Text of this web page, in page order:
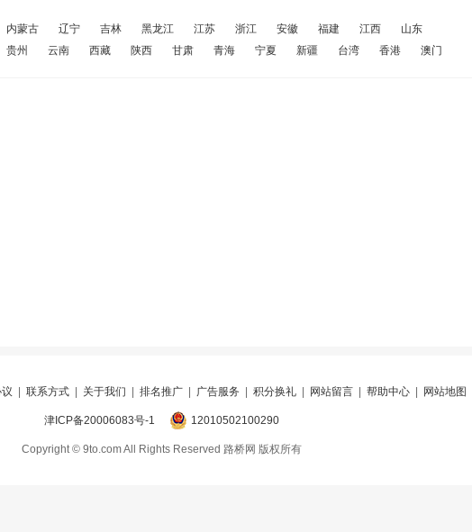
内蒙古 辽宁 吉林 黑龙江 江苏 浙江 安徽 福建 江西
山东
贵州 云南 西藏 陕西 甘肃 青海 宁夏 新疆 台湾 香港 澳门
联系方式 关于我们 排名推广 广告服务 积分换礼 网站留言 帮助中心 网站地图
津ICP备20006083号-1 12010502100290
Copyright © 9to.com All Rights Reserved 路桥网 版权所有